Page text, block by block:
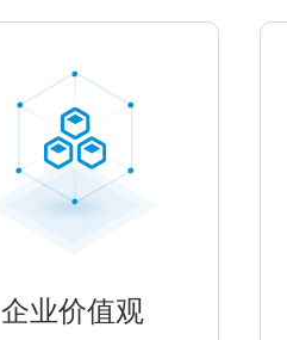
企业价值观